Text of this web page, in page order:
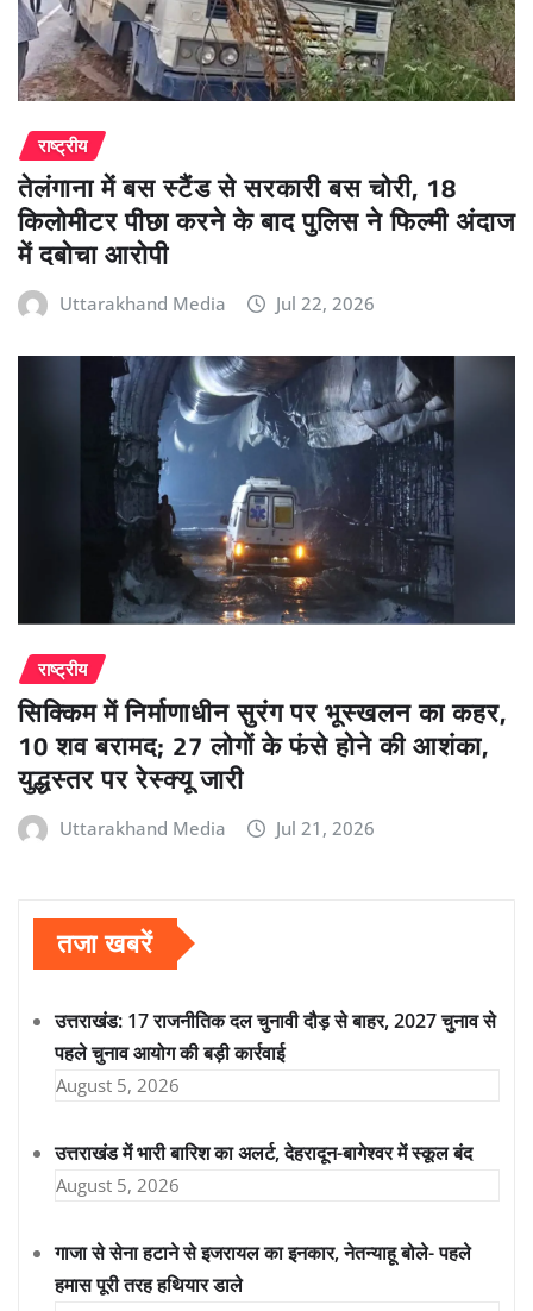
राष्ट्रीय
तेलंगाना में बस स्टैंड से सरकारी बस चोरी, 18
किलोमीटर पीछा करने के बाद पुलिस ने फिल्मी अंदाज
में दबोचा आरोपी
Uttarakhand Media Jul 22, 2026
राष्ट्रीय
सिक्किम में निर्माणाधीन सुरंग पर भूस्खलन का कहर,
10 शव बरामद; 27 लोगों के फंसे होने की आशंका,
युद्धस्तर पर रेस्क्यू जारी
Uttarakhand Media Jul 21, 2026
तजा खबरें
उत्तराखंड: 17 राजनीतिक दल चुनावी दौड़ से बाहर, 2027 चुनाव से
पहले चुनाव आयोग की बड़ी कार्रवाई
August 5, 2026
उत्तराखंड में भारी बारिश का अलर्ट, देहरादून-बागेश्वर में स्कूल बंद
August 5, 2026
गाजा से सेना हटाने से इजरायल का इनकार, नेतन्याहू बोले- पहले
हमास पूरी तरह हथियार डाले